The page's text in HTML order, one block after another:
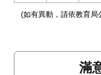
(如有異動，請依教育局
滿